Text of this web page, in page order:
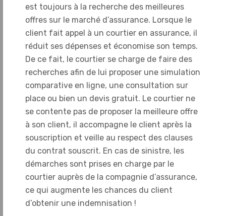
est toujours à la recherche des meilleures
offres sur le marché d’assurance. Lorsque le
client fait appel à un courtier en assurance, il
réduit ses dépenses et économise son temps.
De ce fait, le courtier se charge de faire des
recherches afin de lui proposer une simulation
comparative en ligne, une consultation sur
place ou bien un devis gratuit. Le courtier ne
se contente pas de proposer la meilleure offre
à son client, il accompagne le client après la
souscription et veille au respect des clauses
du contrat souscrit. En cas de sinistre, les
démarches sont prises en charge par le
courtier auprès de la compagnie d’assurance,
ce qui augmente les chances du client
d’obtenir une indemnisation !